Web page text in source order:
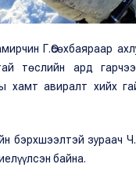
Г.Өсөхбаяраар
төслийн ард
хамт авиралт хийх
бэрхшээлтэй зураач
байна.